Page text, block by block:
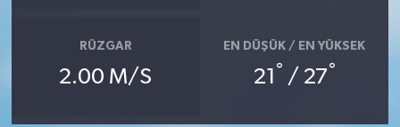
RÜZGAR
2.00 M/S
EN DÜŞÜK / EN YÜKSEK
21 ° / 27°